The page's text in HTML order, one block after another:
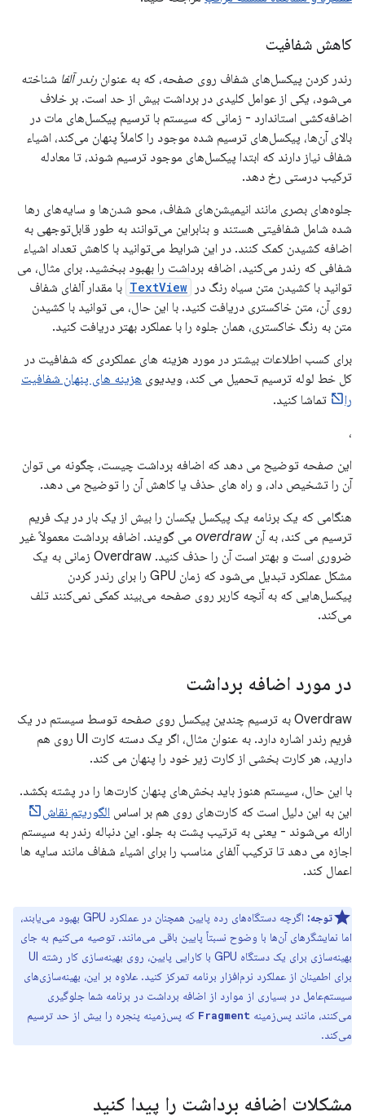
کاهش شفافیت
رندر کردن پیکسل‌های شفاف روی صفحه، که به عنوان رندر آلفا شناخته
می‌شود، یکی از عوامل کلیدی در برداشت بیش از حد است. بر خلاف
اضافه‌کشی استاندارد - زمانی که سیستم با ترسیم پیکسل‌های مات در
بالای آن‌ها، پیکسل‌های ترسیم شده موجود را کاملاً پنهان می‌کند، اشیاء
شفاف نیاز دارند که ابتدا پیکسل‌های موجود ترسیم شوند، تا معادله
ترکیب درستی رخ دهد.
جلوه‌های بصری مانند انیمیشن‌های شفاف، محو شدن‌ها و سایه‌های رها
شده شامل شفافیتی هستند و بنابراین می‌توانند به طور قابل‌توجهی به
اضافه کشیدن کمک کنند. در این شرایط می‌توانید با کاهش تعداد اشیاء
شفافی که رندر می‌کنید، اضافه برداشت را بهبود ببخشید. برای مثال، می
توانید با کشیدن متن سیاه رنگ در
TextView با مقدار آلفای شفاف
روی آن، متن خاکستری دریافت کنید. با این حال، می توانید با کشیدن
متن به رنگ خاکستری، همان جلوه را با عملکرد بهتر دریافت کنید.
برای کسب اطلاعات بیشتر در مورد هزینه های عملکردی که شفافیت در
کل خط لوله ترسیم تحمیل می کند، ویدیوی هزینه های پنهان شفافیت
را
تماشا کنید.
،
این صفحه توضیح می دهد که اضافه برداشت چیست، چگونه می توان
آن را تشخیص داد، و راه های حذف یا کاهش آن را توضیح می دهد.
هنگامی که یک برنامه یک پیکسل یکسان را بیش از یک بار در یک فریم
ترسیم می کند، به آنoverdraw می گویند. اضافه برداشت معمولاً غیر
ضروری است و بهتر است آن را حذف کنید. Overdraw زمانی به یک
مشکل عملکرد تبدیل می‌شود که زمان GPU را برای رندر کردن
پیکسل‌هایی که به آنچه کاربر روی صفحه می‌بیند کمکی نمی‌کنند تلف
می‌کند.
در مورد اضافه برداشت
Overdraw به ترسیم چندین پیکسل روی صفحه توسط سیستم در یک
فریم رندر اشاره دارد. به عنوان مثال، اگر یک دسته کارت UI روی هم
دارید، هر کارت بخشی از کارت زیر خود را پنهان می کند.
با این حال، سیستم هنوز باید بخش‌های پنهان کارت‌ها را در پشته بکشد.
این به این دلیل است که کارت‌های روی هم بر اساس الگوریتم نقاش
ارائه می‌شوند - یعنی به ترتیب پشت به جلو. این دنباله رندر به سیستم
اجازه می دهد تا ترکیب آلفای مناسب را برای اشیاء شفاف مانند سایه ها
اعمال کند.
توجه:
اگرچه دستگاه‌های رده پایین همچنان در عملکرد GPU بهبود می‌یابند،
اما نمایشگرهای آن‌ها با وضوح نسبتاً پایین باقی می‌مانند. توصیه می‌کنیم به جای
بهینه‌سازی برای یک دستگاه GPU با کارایی پایین، روی بهینه‌سازی کار رشته UI
برای اطمینان از عملکرد نرم‌افزار برنامه تمرکز کنید. علاوه بر این، بهینه‌سازی‌های
سیستم‌عامل در بسیاری از موارد از اضافه برداشت در برنامه شما جلوگیری
می‌کنند، مانند پس‌زمینه Fragment که پس‌زمینه پنجره را بیش از حد ترسیم
می‌کند.
مشکلات اضافه برداشت را پیدا کنید